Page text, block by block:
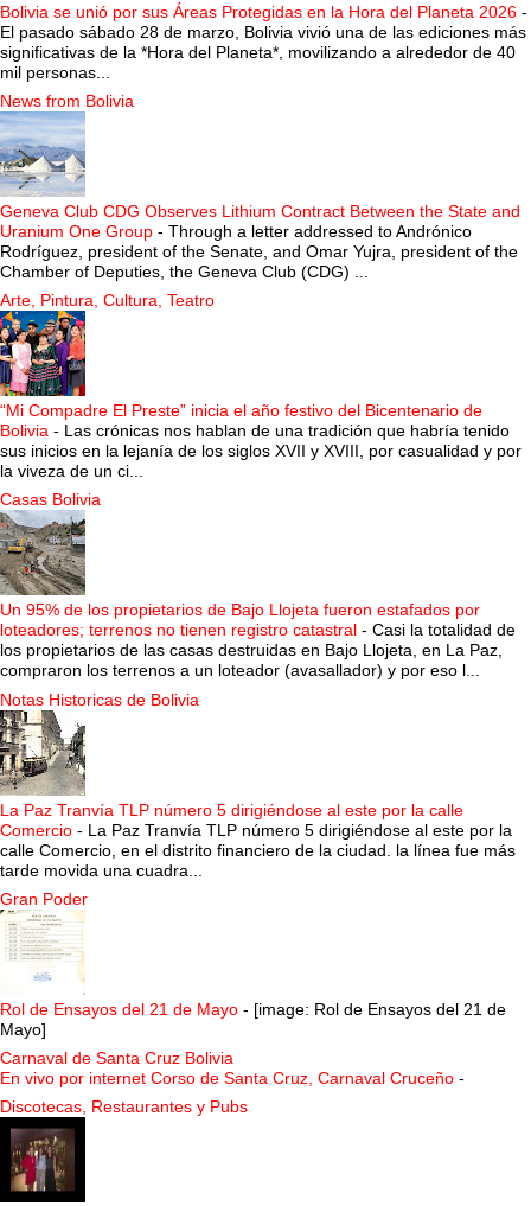
Bolivia se unió por sus Áreas Protegidas en la Hora del Planeta 2026 -
El pasado sábado 28 de marzo, Bolivia vivió una de las ediciones más
significativas de la *Hora del Planeta*, movilizando a alrededor de 40
mil personas...
News from Bolivia
Geneva Club CDG Observes Lithium Contract Between the State and
Uranium One Group - Through a letter addressed to Andrónico
Rodríguez, president of the Senate, and Omar Yujra, president of the
Chamber of Deputies, the Geneva Club (CDG) ...
Arte, Pintura, Cultura, Teatro
“Mi Compadre El Preste” inicia el año festivo del Bicentenario de
Bolivia - Las crónicas nos hablan de una tradición que habría tenido
sus inicios en la lejanía de los siglos XVII y XVIII, por casualidad y por
la viveza de un ci...
Casas Bolivia
Un 95% de los propietarios de Bajo Llojeta fueron estafados por
loteadores; terrenos no tienen registro catastral - Casi la totalidad de
los propietarios de las casas destruidas en Bajo Llojeta, en La Paz,
compraron los terrenos a un loteador (avasallador) y por eso l...
Notas Historicas de Bolivia
La Paz Tranvía TLP número 5 dirigiéndose al este por la calle
Comercio - La Paz Tranvía TLP número 5 dirigiéndose al este por la
calle Comercio, en el distrito financiero de la ciudad. la línea fue más
tarde movida una cuadra...
Gran Poder
Rol de Ensayos del 21 de Mayo - [image: Rol de Ensayos del 21 de
Mayo]
Carnaval de Santa Cruz Bolivia
En vivo por internet Corso de Santa Cruz, Carnaval Cruceño -
Discotecas, Restaurantes y Pubs